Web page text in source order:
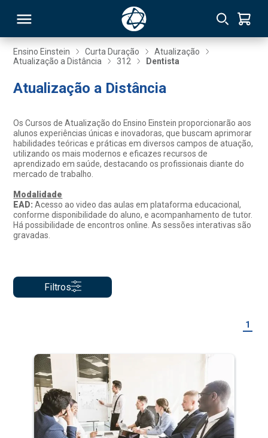
Ensino Einstein Curta Duração
Atualização
Atualização a Distância
312 Dentista
Atualização a Distância
Os Cursos de Atualização do Ensino Einstein proporcionarão aos
alunos experiências únicas e inovadoras, que buscam aprimorar
habilidades teóricas e práticas em diversos campos de atuação,
utilizando os mais modernos e eficazes recursos de
aprendizado em saúde, destacando os profissionais diante do
mercado de trabalho.
Modalidade
EAD:Acesso ao video das aulas em plataforma educacional,
conforme disponibilidade do aluno, e acompanhamento de tutor.
Há possibilidade de encontros online. As sessões interativas são
gravadas.
Filtros
1